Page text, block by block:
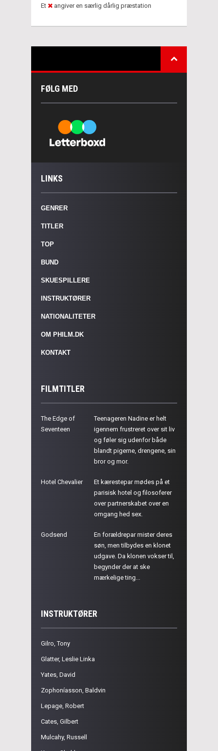
Et
angiver en særlig dårlig præstation
FØLG MED
LINKS
GENRER
TITLER
TOP
BUND
SKUESPILLERE
INSTRUKTØRER
NATIONALITETER
OM PHILM.DK
KONTAKT
FILMTITLER
The Edge of
Seventeen
Teenageren Nadine er helt
igennem frustreret over sit liv
og føler sig udenfor både
blandt pigerne, drengene, sin
bror og mor.
Hotel Chevalier
Et kærestepar mødes på et
parisisk hotel og filosoferer
over partnerskabet over en
omgang hed sex.
Godsend
En forældrepar mister deres
søn, men tilbydes en klonet
udgave. Da klonen vokser til,
begynder der at ske
mærkelige ting...
INSTRUKTØRER
Gilro, Tony
Glatter, Leslie Linka
Yates, David
Zophoníasson, Baldvin
Lepage, Robert
Cates, Gilbert
Mulcahy, Russell